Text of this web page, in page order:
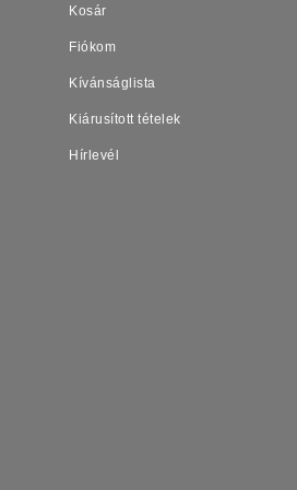
Kosár
Fiókom
Kívánságlista
Kiárusított tételek
Hírlevél